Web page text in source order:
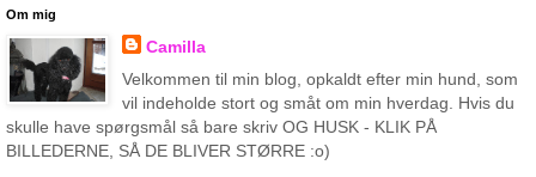
Om mig
Camilla
Velkommen til min blog, opkaldt efter min hund, som
vil indeholde stort og småt om min hverdag. Hvis du
skulle have spørgsmål så bare skriv OG HUSK - KLIK PÅ
BILLEDERNE, SÅ DE BLIVER STØRRE :o)